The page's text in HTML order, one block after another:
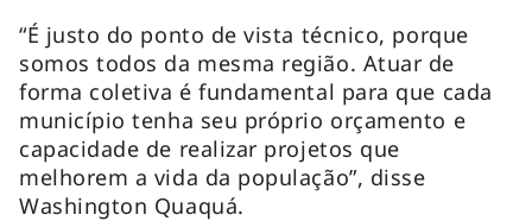
“É justo do ponto de vista técnico, porque
somos todos da mesma região. Atuar de
forma coletiva é fundamental para que cada
município tenha seu próprio orçamento e
capacidade de realizar projetos que
melhorem a vida da população”, disse
Washington Quaquá.